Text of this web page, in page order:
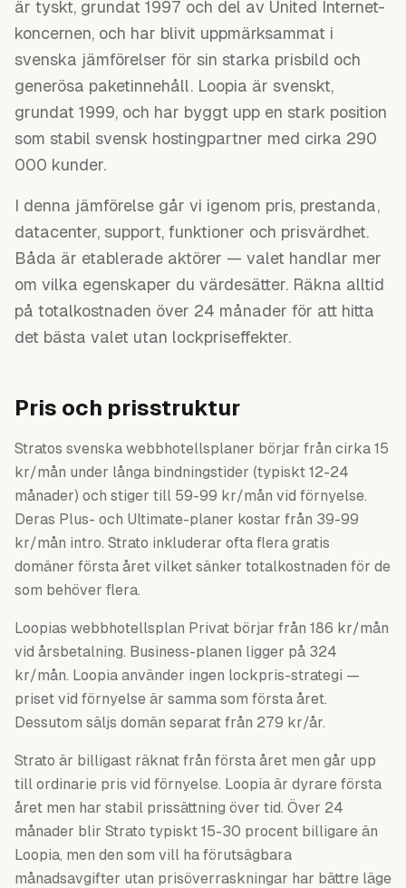
är tyskt, grundat 1997 och del av United Internet-
koncernen, och har blivit uppmärksammat i
svenska jämförelser för sin starka prisbild och
generösa paketinnehåll. Loopia är svenskt,
grundat 1999, och har byggt upp en stark position
som stabil svensk hostingpartner med cirka 290
000 kunder.
I denna jämförelse går vi igenom pris, prestanda,
datacenter, support, funktioner och prisvärdhet.
Båda är etablerade aktörer — valet handlar mer
om vilka egenskaper du värdesätter. Räkna alltid
på totalkostnaden över 24 månader för att hitta
det bästa valet utan lockpriseffekter.
Pris och prisstruktur
Stratos svenska webbhotellsplaner börjar från cirka 15
kr/mån under långa bindningstider (typiskt 12-24
månader) och stiger till 59-99 kr/mån vid förnyelse.
Deras Plus- och Ultimate-planer kostar från 39-99
kr/mån intro. Strato inkluderar ofta flera gratis
domäner första året vilket sänker totalkostnaden för de
som behöver flera.
Loopias webbhotellsplan Privat börjar från 186 kr/mån
vid årsbetalning. Business-planen ligger på 324
kr/mån. Loopia använder ingen lockpris-strategi —
priset vid förnyelse är samma som första året.
Dessutom säljs domän separat från 279 kr/år.
Strato är billigast räknat från första året men går upp
till ordinarie pris vid förnyelse. Loopia är dyrare första
året men har stabil prissättning över tid. Över 24
månader blir Strato typiskt 15-30 procent billigare än
Loopia, men den som vill ha förutsägbara
månadsavgifter utan prisöverraskningar har bättre läge